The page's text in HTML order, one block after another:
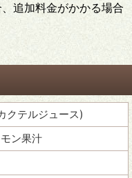
追加料金がかかる場合
クテルジュース)
ン果汁